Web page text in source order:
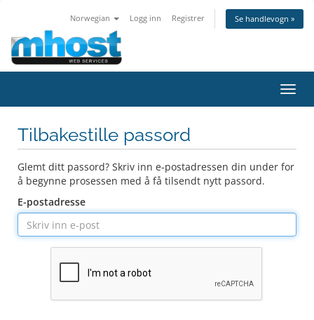
Norwegian Logg inn Registrer Se handlevogn »
Bytt
Tilbakestille passord
Glemt ditt passord? Skriv inn e-postadressen din under for
å begynne prosessen med å få tilsendt nytt passord.
E-postadresse